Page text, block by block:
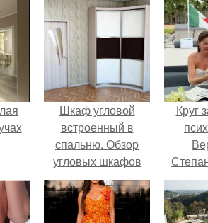
Шкаф угловой
встроенный в
спальню. Обзор
угловых шкафов
для спальни, и
фото
существующих
Круг
вышла